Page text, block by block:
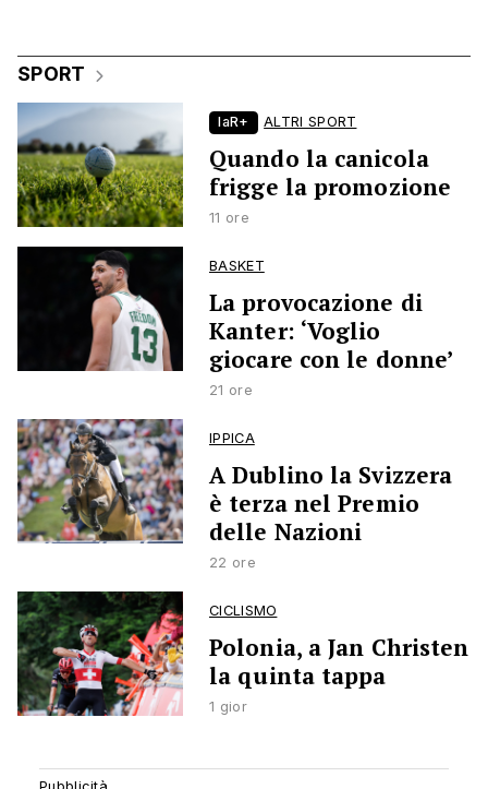
SPORT
laR+ ALTRI SPORT
Quando la canicola
frigge la promozione
11 ore
BASKET
La provocazione di
Kanter: ‘Voglio
giocare con le donne’
21 ore
IPPICA
A Dublino la Svizzera
è terza nel Premio
delle Nazioni
22 ore
CICLISMO
Polonia, a Jan Christen
la quinta tappa
1 gior